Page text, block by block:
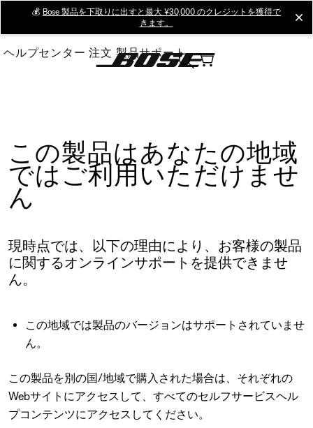
Main
💰 Bose 製品を下取りに出すと最大 ¥30,000 のクレジットを獲得で
きます。
ヘルプセンター 注文 製品サポート
この製品はあなたの地域
ではご利用いただけませ
ん
現時点では、以下の理由により、お客様の製品
に関するオンラインサポートを提供できませ
ん。
この地域では製品のバージョンはサポートされていませ
ん。
この製品を別の国/地域で購入された場合は、それぞれの
Webサイトにアクセスして、すべてのセルフサービスヘル
プコンテンツにアクセスしてください。